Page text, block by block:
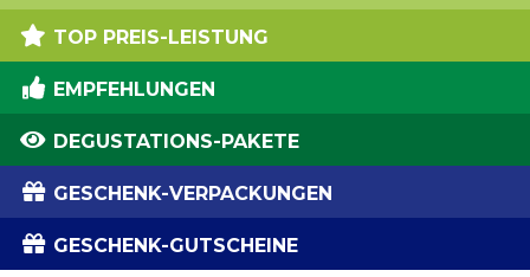
TOP PREIS-LEISTUNG
EMPFEHLUNGEN
DEGUSTATIONS-PAKETE
GESCHENK-VERPACKUNGEN
GESCHENK-GUTSCHEINE